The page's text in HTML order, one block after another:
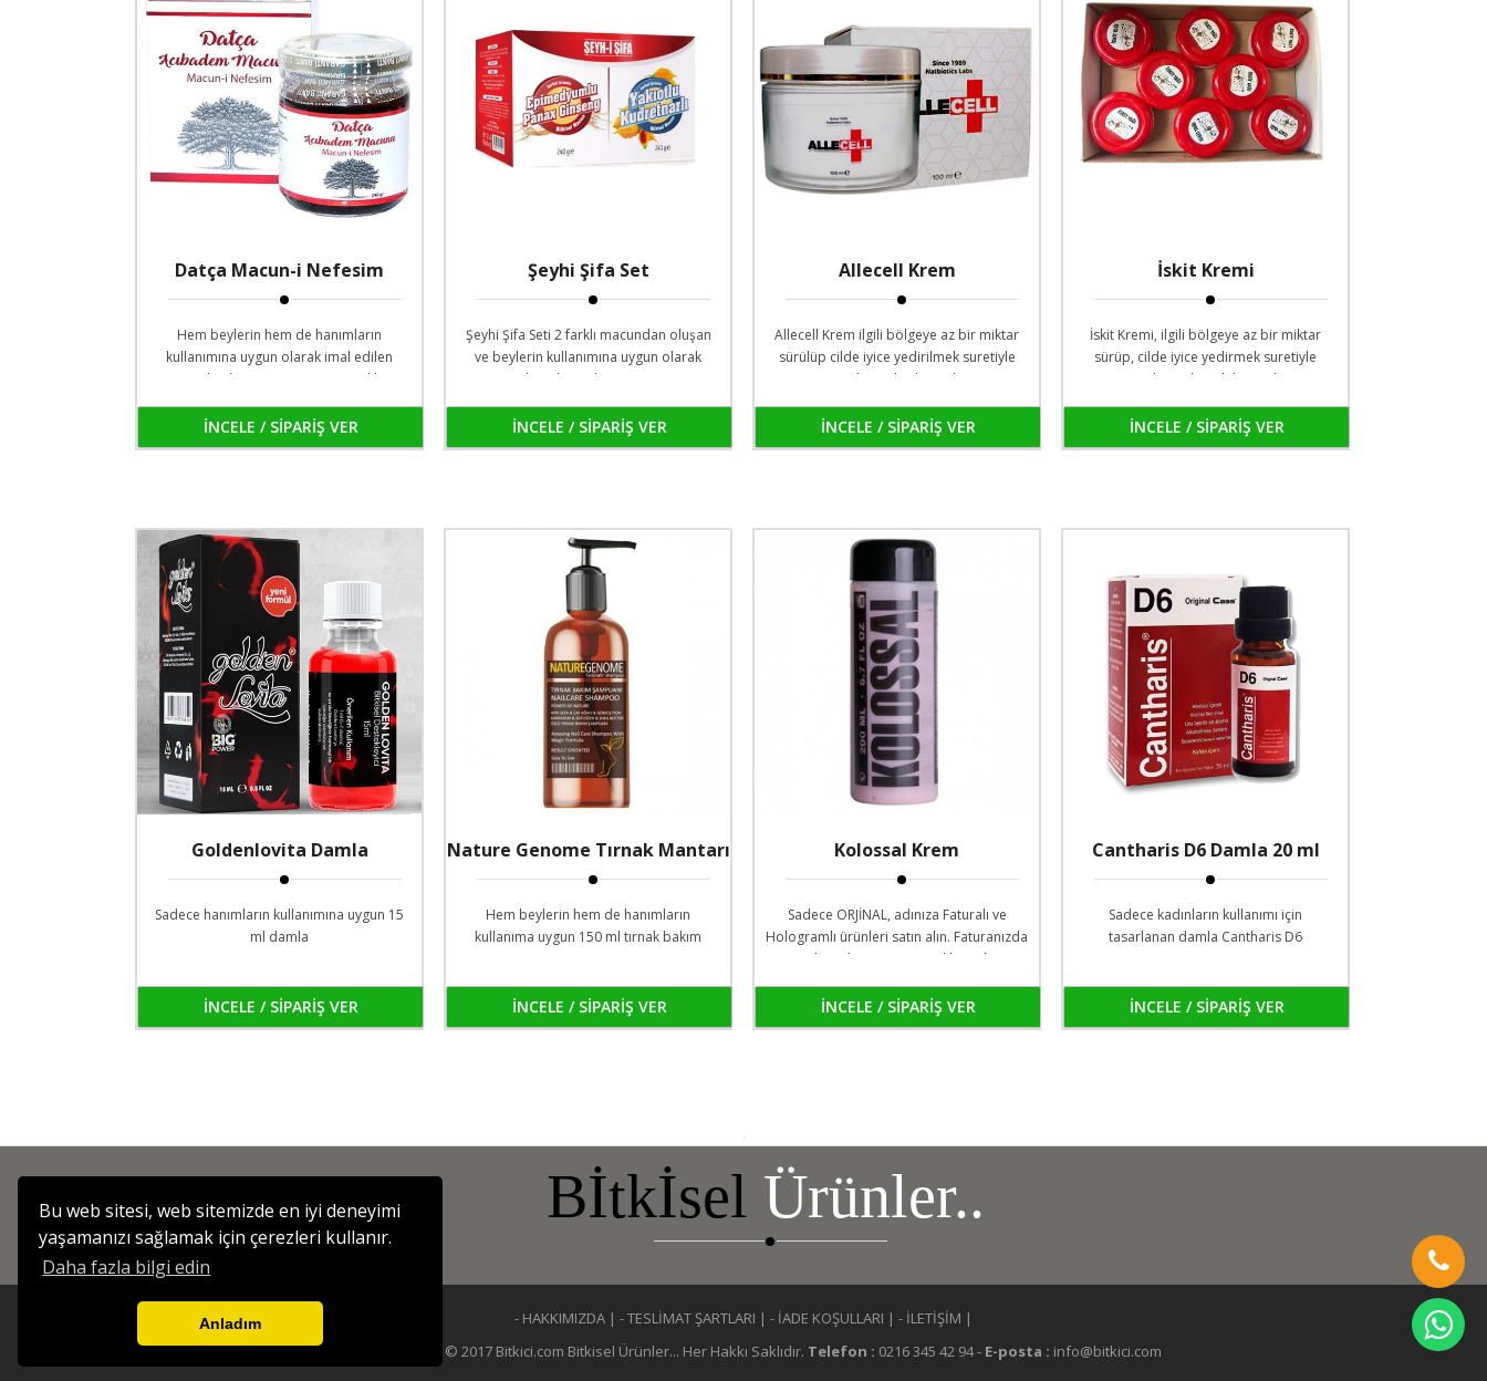
Bu web sitesi, web sitemizde en iyi deneyimi
yaşamanızı sağlamak için çerezleri kullanır.
Daha fazla bilgi edin
Anladım
Datça Macun-i Nefesim
Hem beylerin hem de hanımların
kullanımına uygun olarak imal edilen
Datça Acıbadem Macunu 240 gramlık cam
İNCELE / SİPARİŞ VER
Şeyhi Şifa Set
Şeyhi Şifa Seti 2 farklı macundan oluşan
ve beylerin kullanımına uygun olarak
hazırlanan bir settir.
İNCELE / SİPARİŞ VER
Allecell Krem
Allecell Krem ilgili bölgeye az bir miktar
sürülüp cilde iyice yedirilmek suretiyle
uygulanan bir kremdir.
İNCELE / SİPARİŞ VER
İskit Kremi
İskit Kremi, ilgili bölgeye az bir miktar
sürüp, cilde iyice yedirmek suretiyle
uygulanan bir cilt kremidir.
İNCELE / SİPARİŞ VER
Goldenlovita Damla
Sadece hanımların kullanımına uygun 15
ml damla
İNCELE / SİPARİŞ VER
Nature Genome Tırnak Mantarı
Şampuanı
Hem beylerin hem de hanımların
kullanıma uygun 150 ml tırnak bakım
İNCELE / SİPARİŞ VER
Kolossal Krem
Sadece ORJİNAL, adınıza Faturalı ve
Hologramlı ürünleri satın alın. Faturanızda
"Kolossal" yazmasına Dikkat Edin!
poşedinin ön gözündedir. Dilerseniz
ödeme yapmadan faturanızı kontrol
İNCELE / SİPARİŞ VER
Cantharis D6 Damla 20 ml
Sadece kadınların kullanımı için
tasarlanan damla Cantharis D6
İNCELE / SİPARİŞ VER
Bİtkİsel Ürünler..
- HAKKIMIZDA | - TESLİMAT ŞARTLARI | - İADE KOŞULLARI | - İLETİŞİM |
Copyright © 2017 Bitkici.com Bitkisel Ürünler... Her Hakkı Saklıdır. Telefon : 0216 345 42 94 - E-posta : info@bitkici.com